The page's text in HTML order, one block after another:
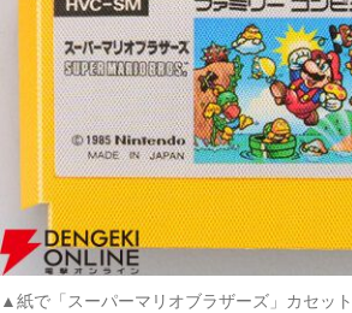
▲紙で「スーパーマリオブラザーズ」カセッ